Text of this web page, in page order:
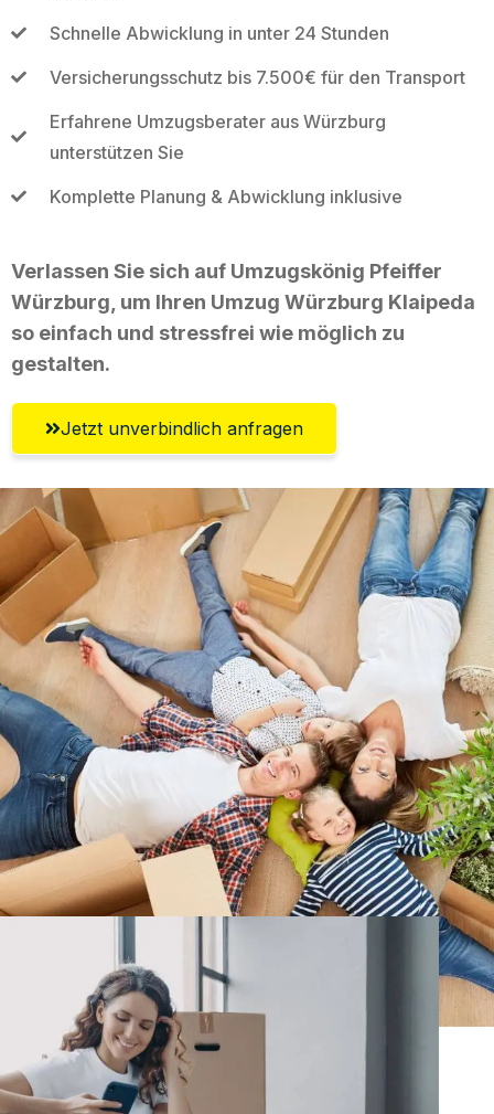
Schnelle Abwicklung in unter 24 Stunden
Versicherungsschutz bis 7.500€ für den Transport
Erfahrene Umzugsberater aus Würzburg
unterstützen Sie
Komplette Planung & Abwicklung inklusive
Verlassen Sie sich auf Umzugskönig Pfeiffer
Würzburg, um Ihren Umzug Würzburg Klaipeda
so einfach und stressfrei wie möglich zu
gestalten.
Jetzt unverbindlich anfragen